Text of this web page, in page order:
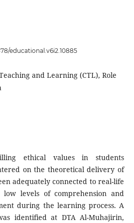
educational.v6i2.10885
and Learning (CTL), Role
ethical values in students
on the theoretical delivery of
adequately connected to real-life
levels of comprehension and
during the learning process. A
identified at DTA Al-Muhajirin,